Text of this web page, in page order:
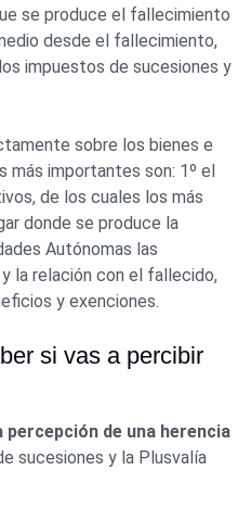
se produce el fallecimiento
desde el fallecimiento,
impuestos de sucesiones y
sobre los bienes e
más importantes son: 1º el
de los cuales los más
donde se produce la
Autónomas las
la relación con el fallecido,
y exenciones.
si vas a percibir
de una herencia
sucesiones y la Plusvalía